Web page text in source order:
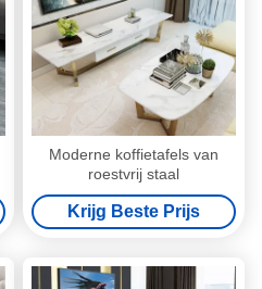
Moderne koffietafels van
roestvrij staal
Krijg Beste Prijs